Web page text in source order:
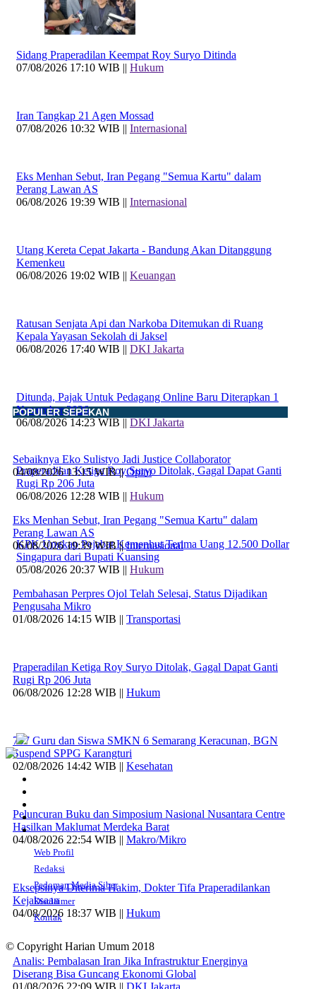
Sidang Praperadilan Keempat Roy Suryo Ditinda
07/08/2026 17:10 WIB || Hukum
Iran Tangkap 21 Agen Mossad
07/08/2026 10:32 WIB || Internasional
Eks Menhan Sebut, Iran Pegang "Semua Kartu" dalam
Perang Lawan AS
06/08/2026 19:39 WIB || Internasional
Utang Kereta Cepat Jakarta - Bandung Akan Ditanggung
Kemenkeu
06/08/2026 19:02 WIB || Keuangan
Ratusan Senjata Api dan Narkoba Ditemukan di Ruang
Kepala Yayasan Sekolah di Jaksel
06/08/2026 17:40 WIB || DKI Jakarta
Ditunda, Pajak Untuk Pedagang Online Baru Diterapkan 1
November 2026
06/08/2026 14:23 WIB || DKI Jakarta
Praperadilan Ketiga Roy Suryo Ditolak, Gagal Dapat Ganti
Rugi Rp 206 Juta
06/08/2026 12:28 WIB || Hukum
KPK Ungkap Pejabat Kemenhut Terima Uang 12.500 Dollar
Singapura dari Bupati Kuansing
05/08/2026 20:37 WIB || Hukum
POPULER SEPEKAN
Sebaiknya Eko Sulistyo Jadi Justice Collaborator
04/08/2026 13:15 WIB ||Opini
Eks Menhan Sebut, Iran Pegang "Semua Kartu" dalam
Perang Lawan AS
06/08/2026 19:39 WIB ||Internasional
Pembahasan Perpres Ojol Telah Selesai, Status Dijadikan
Pengusaha Mikro
01/08/2026 14:15 WIB || Transportasi
Praperadilan Ketiga Roy Suryo Ditolak, Gagal Dapat Ganti
Rugi Rp 206 Juta
06/08/2026 12:28 WIB || Hukum
707 Guru dan Siswa SMKN 6 Semarang Keracunan, BGN
Suspend SPPG Karangturi
02/08/2026 14:42 WIB || Kesehatan
Peluncuran Buku dan Simposium Nasional Nusantara Centre
Hasilkan Maklumat Merdeka Barat
04/08/2026 22:54 WIB || Makro/Mikro
Eksepsinya Diterima Hakim, Dokter Tifa Praperadilankan
Kejaksaan
04/08/2026 18:37 WIB || Hukum
Analis: Pembalasan Iran Jika Infrastruktur Energinya
Diserang Bisa Guncang Ekonomi Global
Web Profil
Redaksi
Pedoman Media Siber
Disclaimer
Kontak
© Copyright Harian Umum 2018